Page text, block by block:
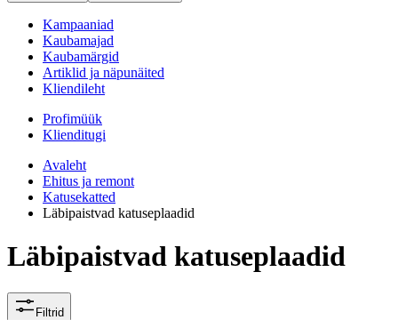
Kampaaniad
Kaubamajad
Kaubamärgid
Artiklid ja näpunäited
Kliendileht
Profimüük
Klienditugi
Avaleht
Ehitus ja remont
Katusekatted
Läbipaistvad katuseplaadid
Läbipaistvad katuseplaadid
Filtrid